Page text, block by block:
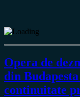
Opera de
din
continuitate